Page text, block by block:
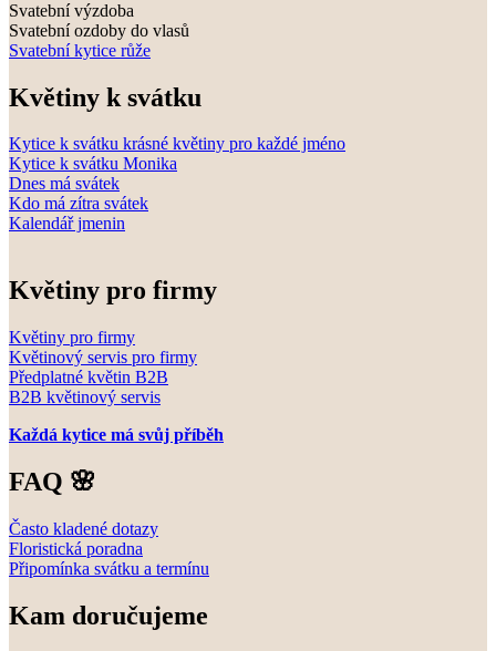
Svatební výzdoba
Svatební ozdoby do vlasů
Svatební kytice růže
Květiny k svátku
Kytice k svátku krásné květiny pro každé jméno
Kytice k svátku Monika
Dnes má svátek
Kdo má zítra svátek
Kalendář jmenin
Květiny pro firmy
Květiny pro firmy
Květinový servis pro firmy
Předplatné květin B2B
B2B květinový servis
Každá kytice má svůj příběh
FAQ 🌸
Často kladené dotazy
Floristická poradna
Připomínka svátku a termínu
Kam doručujeme